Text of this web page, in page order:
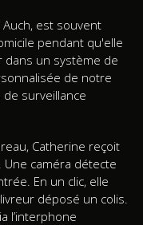
est souvent
pendant qu'elle
dans un système de
de notre
surveillance
Catherine reçoit
caméra détecte
En un clic, elle
déposé un colis.
l’interphone